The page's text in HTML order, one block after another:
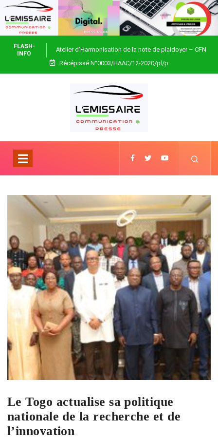
FLASH-
INFO
Atelier d’Harmonisation de la note de plaidoyer – CFN
Togo
Récépissé N°0003/HAAC/12-2020/pl/p
Le Togo actualise sa politique
nationale de la recherche et de
l’innovation